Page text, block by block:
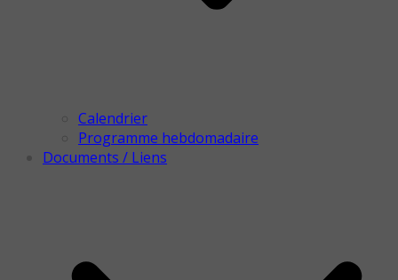
Calendrier
Programme hebdomadaire
Documents / Liens